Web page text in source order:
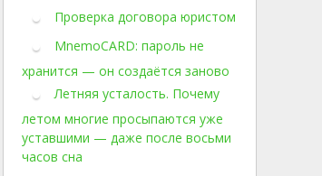
Проверка договора юристом
MnemoCARD: пароль не
хранится — он создаётся заново
Летняя усталость. Почему
летом многие просыпаются уже
уставшими — даже после восьми
часов сна